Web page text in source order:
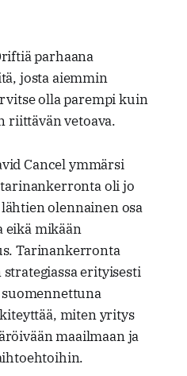
parhaana
josta aiemmin
olla parempi kuin
riittävän vetoava.
Cancel ymmärsi
oli jo
olennainen osa
mikään
Tarinankerronta
erityisesti
miten yritys
maailmaan ja